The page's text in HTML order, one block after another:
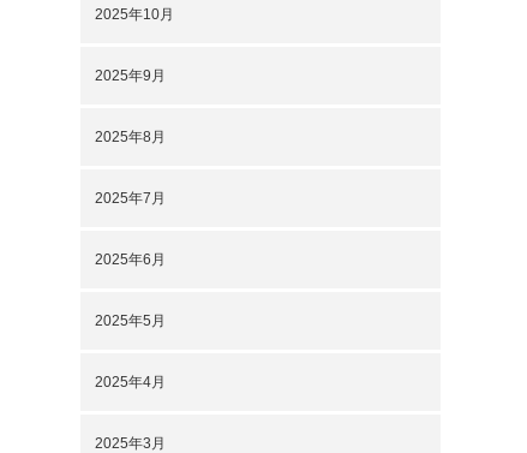
2025年10月
2025年9月
2025年8月
2025年7月
2025年6月
2025年5月
2025年4月
2025年3月